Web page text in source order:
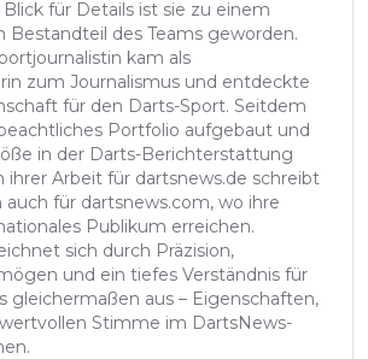
für Details ist sie zu einem
Bestandteil des Teams geworden.
kam als
zum Journalismus und entdeckte
für den Darts-Sport. Seitdem
Portfolio aufgebaut und
in der Darts-Berichterstattung
ihrer Arbeit für dartsnews.de schreibt
für dartsnews.com, wo ihre
Publikum erreichen.
sich durch Präzision,
und ein tiefes Verständnis für
gleichermaßen aus – Eigenschaften,
Stimme im DartsNews-